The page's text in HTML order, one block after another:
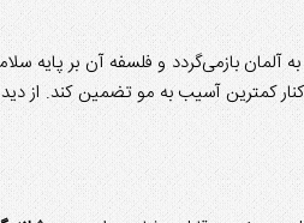
آلمان بازمی‌گردد و فلسفه آن بر پایه
کمترین آسیب به مو تضمین کند. از